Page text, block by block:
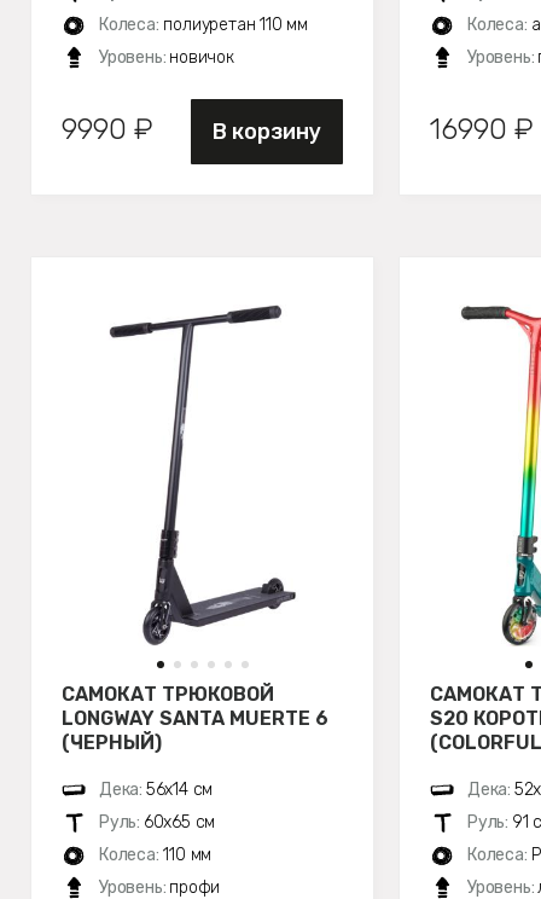
Колеса: полиуретан 110 мм
Уровень: новичок
9990 ₽ В корзину
Колеса:
Уровень:
16990 ₽
САМОКАТ ТРЮКОВОЙ
LONGWAY SANTA MUERTE 6
(ЧЕРНЫЙ)
Дека: 56х14 см
Руль: 60х65 см
Колеса: 110 мм
Уровень: профи
САМОКАТ
S20
Дека:
Руль: 91
Колеса:
Уровень: